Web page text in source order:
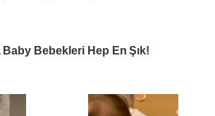
Baby Bebekleri Hep En Şık!